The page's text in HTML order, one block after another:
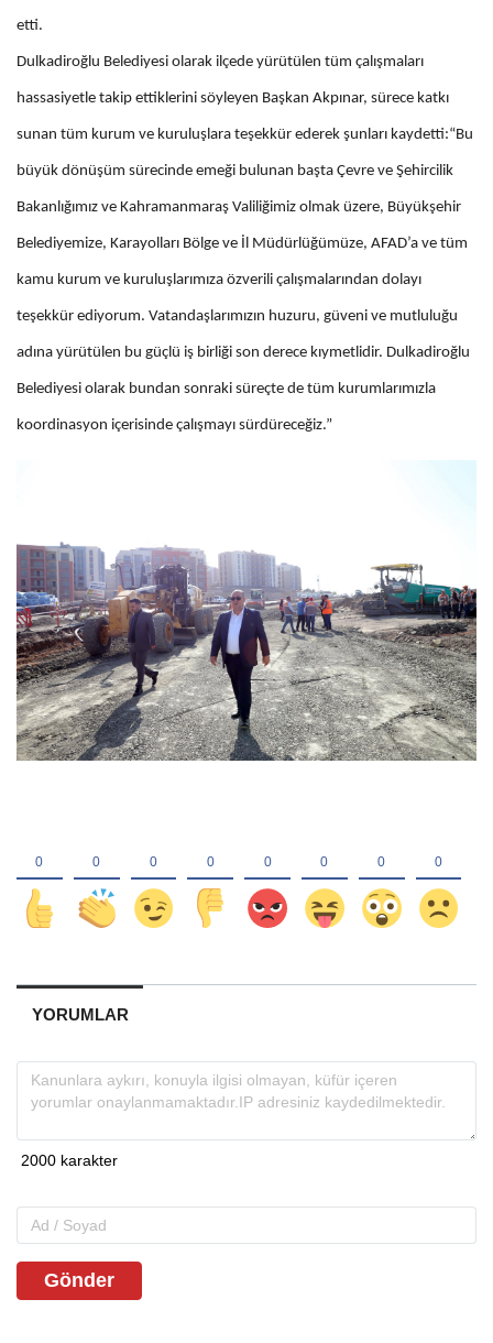
etti.
Dulkadiroğlu Belediyesi olarak ilçede yürütülen tüm çalışmaları
hassasiyetle takip ettiklerini söyleyen Başkan Akpınar, sürece katkı
sunan tüm kurum ve kuruluşlara teşekkür ederek şunları kaydetti:“Bu
büyük dönüşüm sürecinde emeği bulunan başta Çevre ve Şehircilik
Bakanlığımız ve Kahramanmaraş Valiliğimiz olmak üzere, Büyükşehir
Belediyemize, Karayolları Bölge ve İl Müdürlüğümüze, AFAD’a ve tüm
kamu kurum ve kuruluşlarımıza özverili çalışmalarından dolayı
teşekkür ediyorum. Vatandaşlarımızın huzuru, güveni ve mutluluğu
adına yürütülen bu güçlü iş birliği son derece kıymetlidir. Dulkadiroğlu
Belediyesi olarak bundan sonraki süreçte de tüm kurumlarımızla
koordinasyon içerisinde çalışmayı sürdüreceğiz.”
YORUMLAR
Gönder